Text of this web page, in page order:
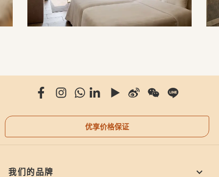
优享价格保证
我们的品牌